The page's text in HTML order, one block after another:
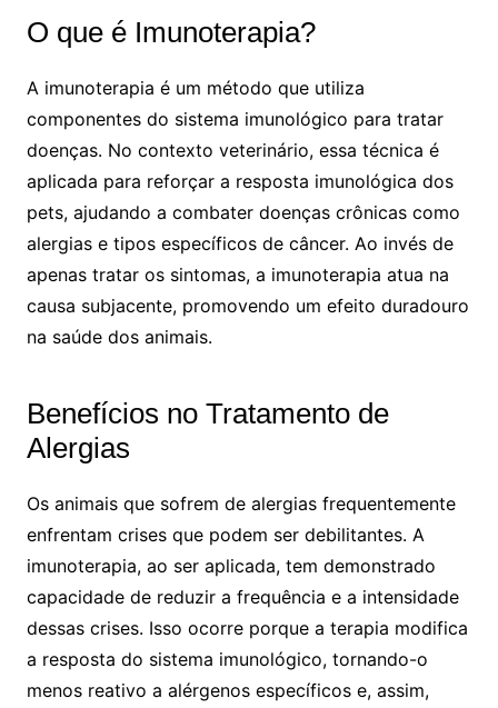
O que é Imunoterapia?
A imunoterapia é um método que utiliza
componentes do sistema imunológico para tratar
doenças. No contexto veterinário, essa técnica é
aplicada para reforçar a resposta imunológica dos
pets, ajudando a combater doenças crônicas como
alergias e tipos específicos de câncer. Ao invés de
apenas tratar os sintomas, a imunoterapia atua na
causa subjacente, promovendo um efeito duradouro
na saúde dos animais.
Benefícios no Tratamento de
Alergias
Os animais que sofrem de alergias frequentemente
enfrentam crises que podem ser debilitantes. A
imunoterapia, ao ser aplicada, tem demonstrado
capacidade de reduzir a frequência e a intensidade
dessas crises. Isso ocorre porque a terapia modifica
a resposta do sistema imunológico, tornando-o
menos reativo a alérgenos específicos e, assim,